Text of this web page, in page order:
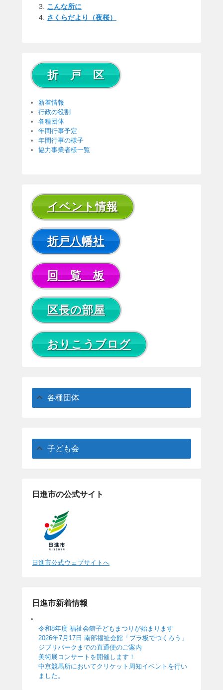
こんな所に
さくらだより（夜桜）
折 戸 区
新着情報
行政の役割
各種団体
年間行事予定
年間行事の様子
協力事業者様一覧
イベント情報
折戸八幡社
回 覧 板
区長の部屋
おりこうブログ
各種団体
子ども会
日進市の公式サイト
日進市公式ウェブサイトへ
日進市新着情報
令和8年度 福祉会館子どもまつりが始まります
2026年7月17日 南部福祉会館「プラ板でつくろう」
ジブリパークまでの直通便のご案内
美術展コンサートを開催します！
中京競馬所においてクリケット周知イベントを行い
ました。